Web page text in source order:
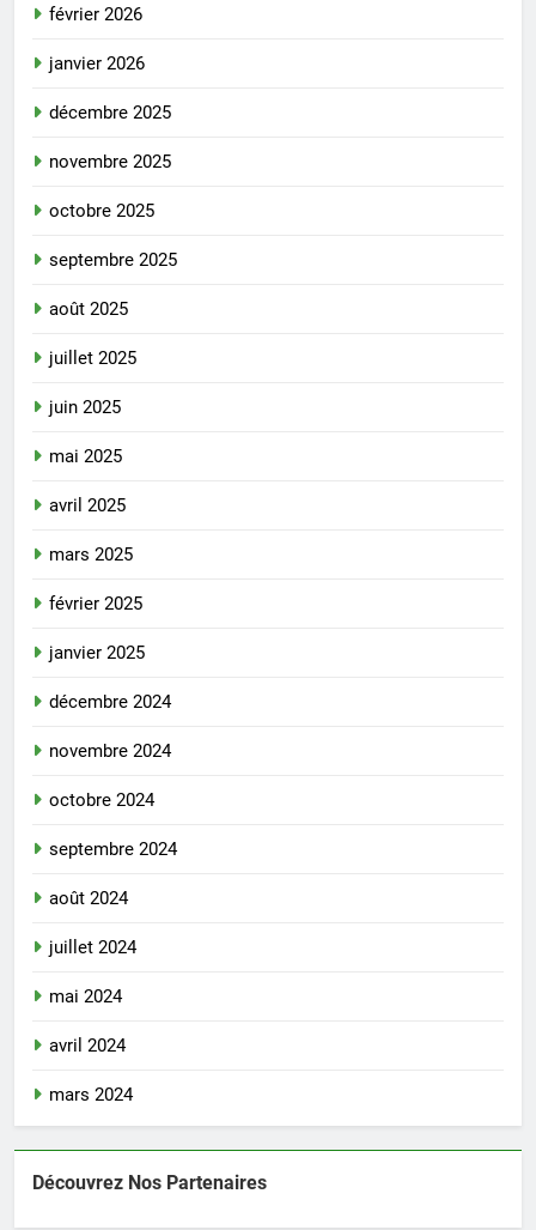
février 2026
janvier 2026
décembre 2025
novembre 2025
octobre 2025
septembre 2025
août 2025
juillet 2025
juin 2025
mai 2025
avril 2025
mars 2025
février 2025
janvier 2025
décembre 2024
novembre 2024
octobre 2024
septembre 2024
août 2024
juillet 2024
mai 2024
avril 2024
mars 2024
Découvrez Nos Partenaires